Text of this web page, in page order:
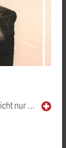
nur …